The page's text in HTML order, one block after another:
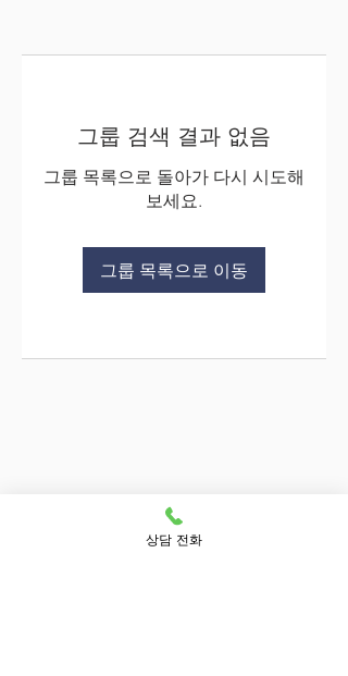
그룹 검색 결과 없음
그룹 목록으로 돌아가 다시 시도해
보세요.
그룹 목록으로 이동
상담 전화